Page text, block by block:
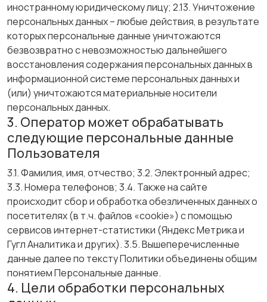
иностранному юридическому лицу; 2.13. Уничтожение
персональных данных – любые действия, в результате
которых персональные данные уничтожаются
безвозвратно с невозможностью дальнейшего
восстановления содержания персональных данных в
информационной системе персональных данных и
(или) уничтожаются материальные носители
персональных данных.
3. Оператор может обрабатывать
следующие персональные данные
Пользователя
3.1. Фамилия, имя, отчество; 3.2. Электронный адрес;
3.3. Номера телефонов; 3.4. Также на сайте
происходит сбор и обработка обезличенных данных о
посетителях (в т.ч. файлов «cookie») с помощью
сервисов интернет-статистики (Яндекс Метрика и
Гугл Аналитика и других). 3.5. Вышеперечисленные
данные далее по тексту Политики объединены общим
понятием Персональные данные.
4. Цели обработки персональных